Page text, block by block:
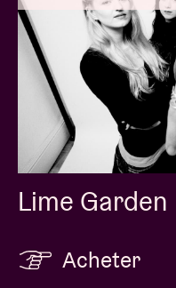
Lime Garden
Acheter